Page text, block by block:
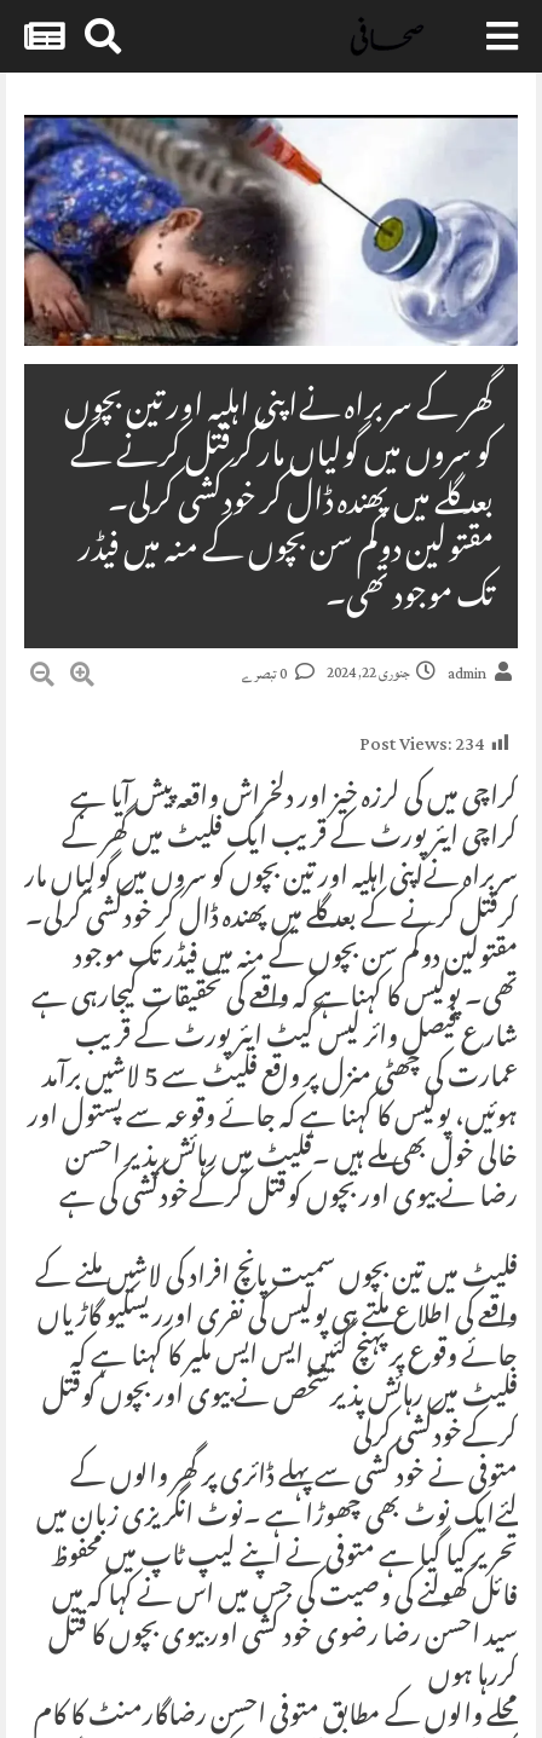
Skip
content
گھر کے سربراہ نےاپنی اہلیہ اور تین بچوں
کو سروں میں گولیاں مار کرقتل کرنے کے
بعد گلے میں پھندہ ڈال کر خودکشی کرلی۔
مقتولین دوکم سن بچوں کے منہ میں فیڈر
تک موجود تھی۔
admin جنوری 22, 2024
Post Views:234
کراچی میں کی لرزہ خیز اور دلخراش واقعہ پیش آیا ہے
کراچی ایئرپورٹ کے قریب ایک فلیٹ میں گھر کے
سربراہ نےاپنی اہلیہ اور تین بچوں کو سروں میں گولیاں مار
کرقتل کرنے کے بعد گلے میں پھندہ ڈال کر خودکشی کرلی۔
مقتولین دوکم سن بچوں کے منہ میں فیڈر تک موجود
تھی۔ پولیس کا کہناہے کہ واقعے کی تحقیقات کیجارہی ہے
شارع فیصل وائر لیس گیٹ ایئرپورٹ کے قریب
عمارت کی چھٹی منزل پر واقع فلیٹ سے 5 لاشیں برآمد
ہوئیں، پولیس کا کہنا ہے کہ جائے وقوعہ سے پستول اور
خالی خول بھی ملے ہیں ۔فلیٹ میں رہائش پذیر احسن
رضا نے بیوی اور بچوں کوقتل کرکےخودکشی کی ہے
فلیٹ میں تین بچوں سمیت پانچ افراد کی لاشیں ملنے کے
واقعے کی اطلاع ملتے ہی پولیس کی نفری اورریسکیو گاڑیاں
جائے وقوع پر پہنچ گئیں ایس ایس ملیر کا کہنا ہے کہ
فلیٹ میں رہائش پذیرشخص نے بیوی اور بچوں کوقتل
کرکےخودکشی کرلی
متوفی نے خود کشی سے پہلے ڈائری پر گھر والوں کے
لئےایک نوٹ بھی چھوڑا ہے ۔نوٹ انگریزی زبان میں
تحریر کیا گیا ہے متوفی نے اپنے لیپ ٹاپ میں محفوظ
فائل کھولنے کی وصیت کی جس میں اس نے کہا کہ میں
سید احسن رضا رضوی خود کشی اور بیوی بچوں کا قتل
کررہا ہوں
محلے والوں کے مطابق متوفی احسن رضاگارمنٹ کا کام